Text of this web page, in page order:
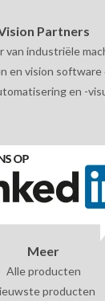
Partners
industriële
en vision
en -
Meer
Alle producten
producten